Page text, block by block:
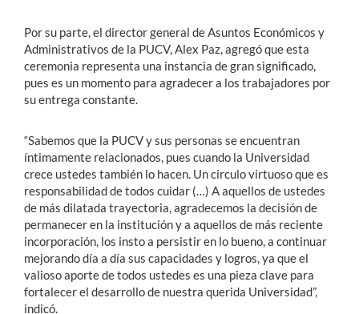
Por su parte, el director general de Asuntos Económicos y
Administrativos de la PUCV, Alex Paz, agregó que esta
ceremonia representa una instancia de gran significado,
pues es un momento para agradecer a los trabajadores por
su entrega constante.
“Sabemos que la PUCV y sus personas se encuentran
íntimamente relacionados, pues cuando la Universidad
crece ustedes también lo hacen. Un circulo virtuoso que es
responsabilidad de todos cuidar (…) A aquellos de ustedes
de más dilatada trayectoria, agradecemos la decisión de
permanecer en la institución y a aquellos de más reciente
incorporación, los insto a persistir en lo bueno, a continuar
mejorando día a día sus capacidades y logros, ya que el
valioso aporte de todos ustedes es una pieza clave para
fortalecer el desarrollo de nuestra querida Universidad”,
indicó.